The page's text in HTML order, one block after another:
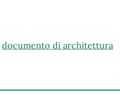
documento di architettura